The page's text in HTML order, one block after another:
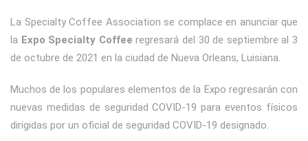
La Specialty Coffee Association se complace en anunciar que
la Expo Specialty Coffee regresará del 30 de septiembre al 3
de octubre de 2021 en la ciudad de Nueva Orleans, Luisiana.
Muchos de los populares elementos de la Expo regresarán con
nuevas medidas de seguridad COVID-19 para eventos físicos
dirigidas por un oficial de seguridad COVID-19 designado.